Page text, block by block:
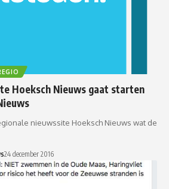
Hoeksch Nieuws gaat starten
nieuwssite Hoeksch Nieuws wat de
24 december 2016